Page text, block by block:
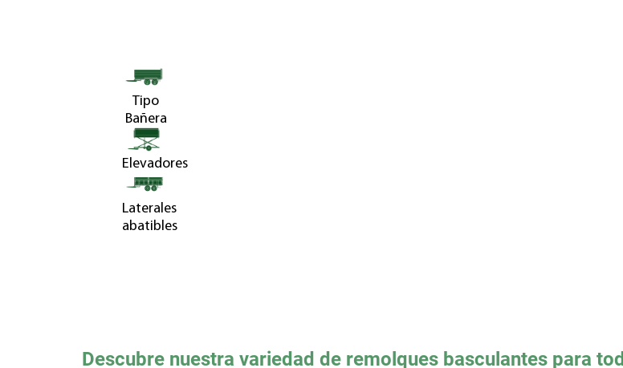
Tipo
Bañera
Elevadores
Laterales
abatibles
Descubre nuestra variedad de remolques basculantes para